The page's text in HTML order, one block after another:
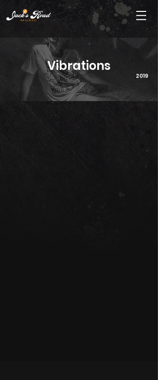
Vibrations
2019